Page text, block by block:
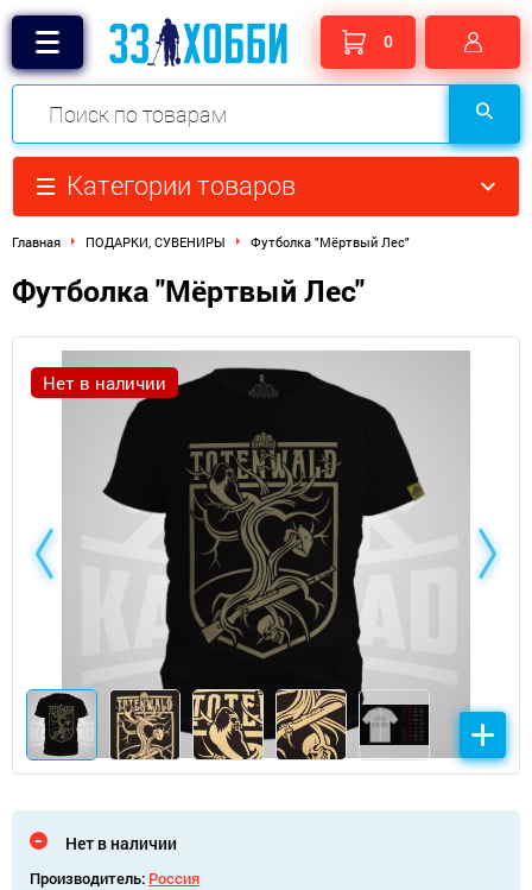
0
Категории товаров
Главная ПОДАРКИ, СУВЕНИРЫ Футболка "Мёртвый Лес"​
Футболка "Мёртвый Лес"​
Нет в наличии
Нет в наличии
Производитель: Россия